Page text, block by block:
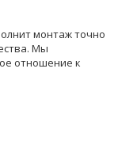
монтаж точно
Мы
отношение к